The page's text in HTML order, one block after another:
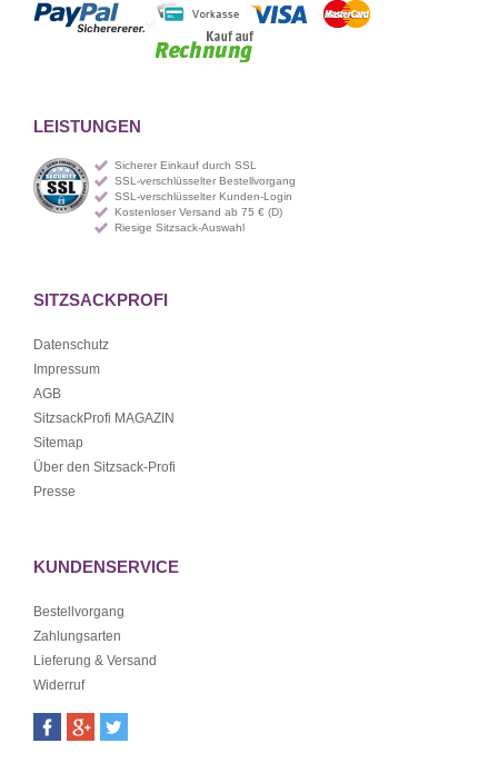
LEISTUNGEN
Sicherer Einkauf durch SSL
SSL-verschlüsselter Bestellvorgang
SSL-verschlüsselter Kunden-Login
Kostenloser Versand ab 75 € (D)
Riesige Sitzsack-Auswahl
SITZSACKPROFI
Datenschutz
Impressum
AGB
SitzsackProfi MAGAZIN
Sitemap
Über den Sitzsack-Profi
Presse
KUNDENSERVICE
Bestellvorgang
Zahlungsarten
Lieferung & Versand
Widerruf